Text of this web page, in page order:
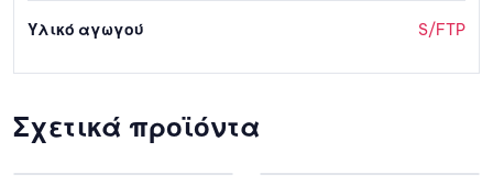
Υλικό αγωγού S/FTP
Σχετικά προϊόντα